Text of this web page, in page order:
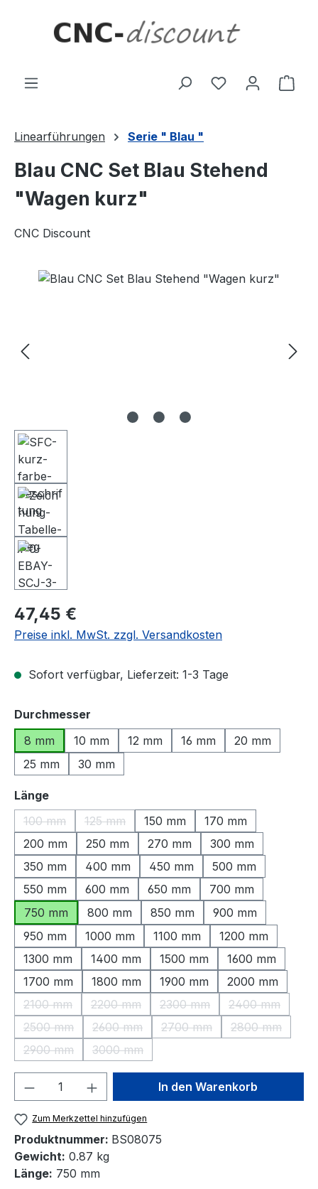
Linearführungen Serie " Blau "
Blau CNC Set Blau Stehend
"Wagen kurz"
CNC Discount
Bildergalerie überspringen
Regulärer Preis:
47,45 €
Preise inkl. MwSt. zzgl. Versandkosten
Sofort verfügbar, Lieferzeit: 1-3 Tage
Durchmesser
8 mm
10 mm 12 mm 16 mm
20 mm
25 mm
30 mm
Längeauswählen
100 mm
(Diese Option ist zurzeit nicht verfügbar.)
125 mm
(Diese Option ist zurzeit nicht verfügbar.)
150 mm
170 mm
200 mm
250 mm 270 mm
300 mm
350 mm
400 mm 450 mm
500 mm
550 mm
600 mm 650 mm
700 mm
750 mm
800 mm 850 mm
900 mm
950 mm
1000 mm 1100 mm
1200 mm
1300 mm
1400 mm 1500 mm
1600 mm
1700 mm
1800 mm 1900 mm
2000 mm
2100 mm
(Diese Option ist zurzeit nicht verfügbar.)
2200 mm
(Diese Option ist zurzeit nicht verfügbar.)
2300 mm
(Diese Option ist zurzeit
2400 mm
(Diese
2500 mm
(Diese Option ist zurzeit nicht verfügbar.)
2600 mm
(Diese Option ist zurzeit nicht verfügbar.)
2700 mm
(Diese Option ist zurzeit
2800 mm
(Diese
2900 mm
(Diese Option ist zurzeit nicht verfügbar.)
3000 mm
(Diese Option ist zurzeit nicht verfügbar.)
Produkt Anzahl: Gib denIn den Warenkorb
Zum Merkzettel hinzufügen
Produktnummer: BS08075
Gewicht: 0.87 kg
Länge: 750 mm